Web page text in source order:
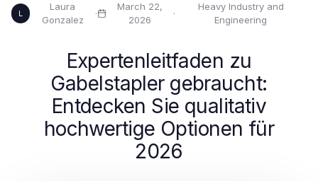
L
Laura
Gonzalez
·
March 22,
2026
·
Heavy Industry and
Engineering
Expertenleitfaden zu
Gabelstapler gebraucht:
Entdecken Sie qualitativ
hochwertige Optionen für
2026